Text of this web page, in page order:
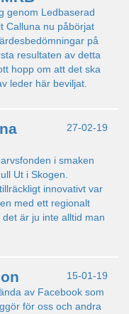
genom Ledbaserad
Calluna nu påbörjat
på
resultaten av detta
hopp om att det ska
leder här beviljat.
27-02-19
i smaken
Ut i Skogen.
innovativt var
med ett regionalt
är ju inte alltid man
15-01-19
av Facebook som
för oss och andra